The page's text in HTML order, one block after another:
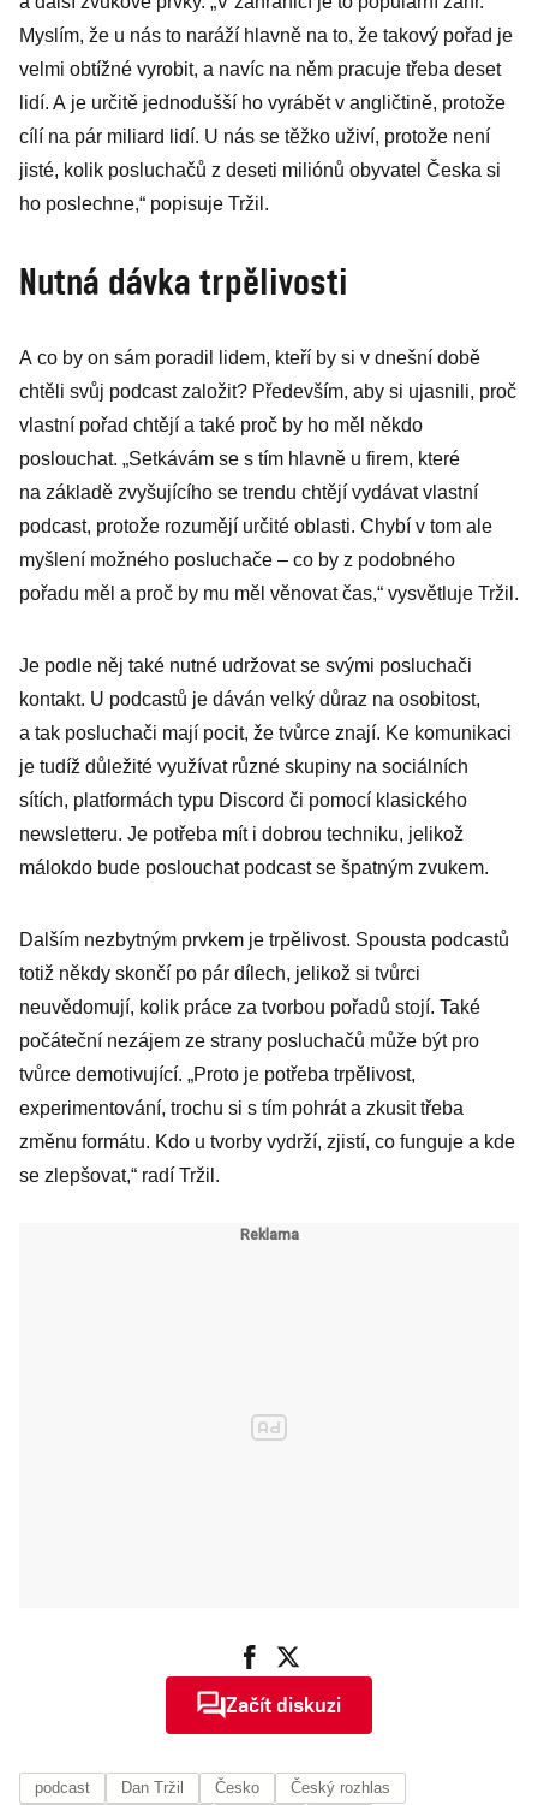
Myslím, že u nás to naráží hlavně na to, že takový pořad je
velmi obtížné vyrobit, a navíc na něm pracuje třeba deset
lidí. A je určitě jednodušší ho vyrábět v angličtině, protože
cílí na pár miliard lidí. U nás se těžko uživí, protože není
jisté, kolik posluchačů z deseti miliónů obyvatel Česka si
ho poslechne,“ popisuje Tržil.
Nutná dávka trpělivosti
A co by on sám poradil lidem, kteří by si v dnešní době
chtěli svůj podcast založit? Především, aby si ujasnili, proč
vlastní pořad chtějí a také proč by ho měl někdo
poslouchat. „Setkávám se s tím hlavně u firem, které
na základě zvyšujícího se trendu chtějí vydávat vlastní
podcast, protože rozumějí určité oblasti. Chybí v tom ale
myšlení možného posluchače – co by z podobného
pořadu měl a proč by mu měl věnovat čas,“ vysvětluje Tržil.
Je podle něj také nutné udržovat se svými posluchači
kontakt. U podcastů je dáván velký důraz na osobitost,
a tak posluchači mají pocit, že tvůrce znají. Ke komunikaci
je tudíž důležité využívat různé skupiny na sociálních
sítích, platformách typu Discord či pomocí klasického
newsletteru. Je potřeba mít i dobrou techniku, jelikož
málokdo bude poslouchat podcast se špatným zvukem.
Dalším nezbytným prvkem je trpělivost. Spousta podcastů
totiž někdy skončí po pár dílech, jelikož si tvůrci
neuvědomují, kolik práce za tvorbou pořadů stojí. Také
počáteční nezájem ze strany posluchačů může být pro
tvůrce demotivující. „Proto je potřeba trpělivost,
experimentování, trochu si s tím pohrát a zkusit třeba
změnu formátu. Kdo u tvorby vydrží, zjistí, co funguje a kde
se zlepšovat,“ radí Tržil.
Začít diskuzi
podcast Dan Tržil Česko
Český rozhlas